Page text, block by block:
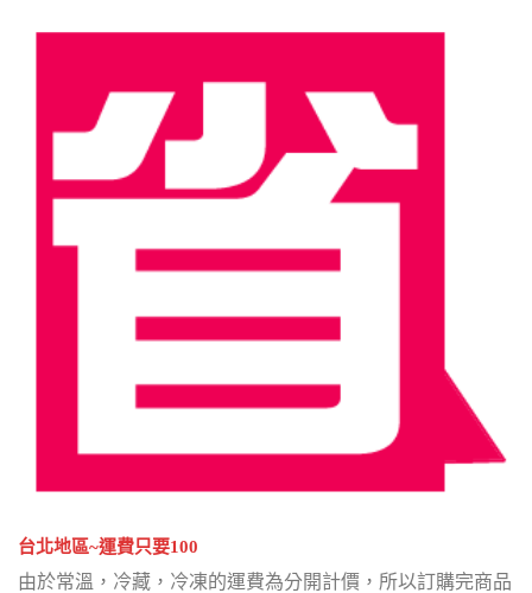
台北地區~運費只要100
由於常溫，冷藏，冷凍的運費為分開計價，所以訂購完商品